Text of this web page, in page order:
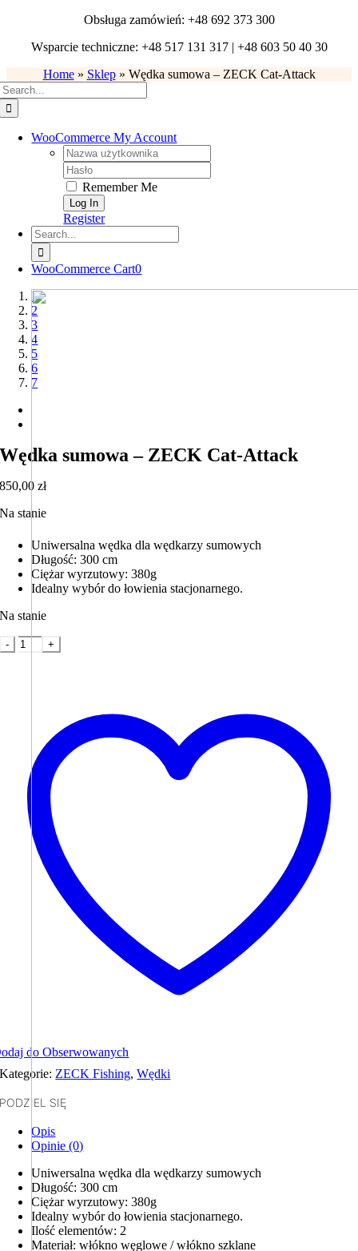
Obsługa zamówień: +48 692 373 300
Wsparcie techniczne: +48 517 131 317 | +48 603 50 40 30
Home» Sklep» Wędka sumowa – ZECK Cat-Attack
WooCommerce My Account
Username:
Password:
Remember Me
Register
Search
for:
WooCommerce Cart0
1
2
3
4
5
6
7
Wędka sumowa – ZECK Cat-Attack
850,00zł
Na stanie
Uniwersalna wędka dla wędkarzy sumowych
Długość: 300 cm
Ciężar wyrzutowy: 380g
Idealny wybór do łowienia stacjonarnego.
Na stanie
ilość
Wędka
do Obserwowanych
Kategorie: ZECK Fishing,Wędki
PODZIEL SIĘ
Opis
Opinie (0)
Uniwersalna wędka dla wędkarzy sumowych
Długość: 300 cm
Ciężar wyrzutowy: 380g
Idealny wybór do łowienia stacjonarnego.
Ilość elementów: 2
Materiał: włókno węglowe / włókno szklane